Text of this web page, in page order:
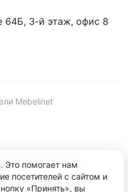
64Б, 3-й этаж, офис 8
Mebelinet
контент
помогает нам
посетителей с сайтом и
«Принять», вы